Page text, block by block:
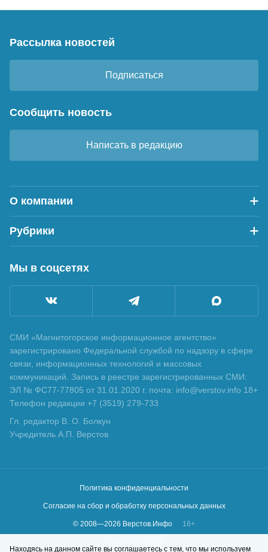
Рассылка новостей
Подписаться
Сообщить новость
Написать в редакцию
О компании
Рубрики
Мы в соцсетях
СМИ «Магнитогорское информационное агентство»
зарегистрировано Федеральной службой по надзору в сфере
связи, информационных технологий и массовых
коммуникаций. Запись в реестре зарегистрированных СМИ:
ЭЛ № ФС77-77805 от 31.01.2020 г. почта: info@verstov.info 18+
Телефон редакции +7 (3519) 279-733
Гл. редактор В. О. Болкун
Учредитель А.П. Верстов
Политика конфиденциальности
Согласие на сбор и обработку персональных данных
© 2008—2026 Верстов.Инфо
18+
Находясь на данном сайте вы соглашаетесь с тем, что мы используем